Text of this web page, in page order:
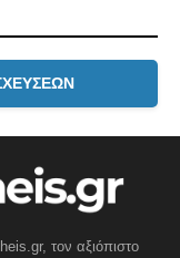
τον αξιόπιστο